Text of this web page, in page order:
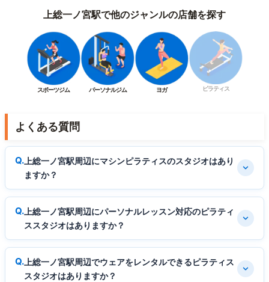
上総一ノ宮駅で他のジャンルの店舗を探す
スポーツジム パーソナルジム ヨガ ピラティス
よくある質問
上総一ノ宮駅周辺にマシンピラティスのスタジオはあり
ますか？
上総一ノ宮駅周辺にパーソナルレッスン対応のピラティ
ススタジオはありますか？
上総一ノ宮駅周辺でウェアをレンタルできるピラティス
スタジオはありますか？